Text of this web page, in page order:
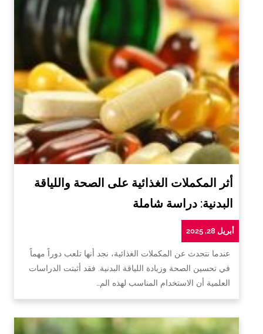
أثر المكملات الغذائية على الصحة واللياقة
البدنية: دراسة شاملة
أبريل 28, 2025
عندما نتحدث عن المكملات الغذائية، نجد أنها تلعب دوراً مهماً
في تحسين الصحة وزيادة اللياقة البدنية. فقد أثبتت الدراسات
العلمية أن الاستخدام المناسب لهذه الم…